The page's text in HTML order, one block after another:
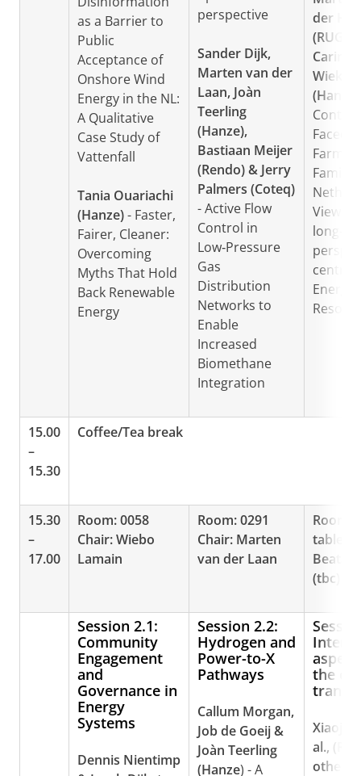
as a Barrier to
Public
Acceptance of
Onshore Wind
Energy in the NL:
A Qualitative
Case Study of
Vattenfall
Tania Ouariachi
(Hanze)- Faster,
Fairer, Cleaner:
Overcoming
Myths That Hold
Back Renewable
Energy
perspective
Sander Dijk,
Marten van der
Laan, Joàn
Teerling
(Hanze),
Bastiaan Meijer
(Rendo) & Jerry
Palmers (Coteq)
- Active Flow
Control in
Low‑Pressure
Gas
Distribution
Networks to
Enable
Increased
Biomethane
Integration
der
(RUG) &
Carina
(Hanze)
Faced
long-
Energy
15.00
–
15.30
Coffee/Tea break
15.30
–
17.00
Room: 0058
Chair: Wiebo
Lamain
Room: 0291
Chair: Marten
van der Laan
Room:
table
Beata
(tbc)
Session 2.1:
Community
Engagement
and
Governance in
Energy
Systems
Dennis Nientimp
Session 2.2:
Hydrogen and
Power-to-X
Pathways
Callum Morgan,
Job de Goeij &
Joàn Teerling
(Hanze) - A
the
al.,
other